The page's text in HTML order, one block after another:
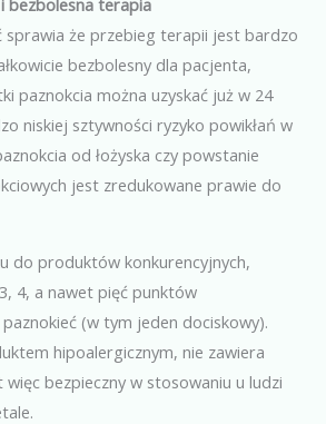
sprawia że przebieg terapii jest bardzo
bezbolesny dla pacjenta,
paznokcia można uzyskać już w 24
niskiej sztywności ryzyko powikłań w
od łożyska czy powstanie
jest zredukowane prawie do
do produktów konkurencyjnych,
4, a nawet pięć punktów
paznokieć (w tym jeden dociskowy).
hipoalergicznym, nie zawiera
bezpieczny w stosowaniu u ludzi